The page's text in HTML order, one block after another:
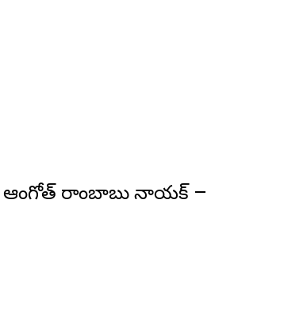
ఆంగోత్ రాంబాబు నాయక్ –